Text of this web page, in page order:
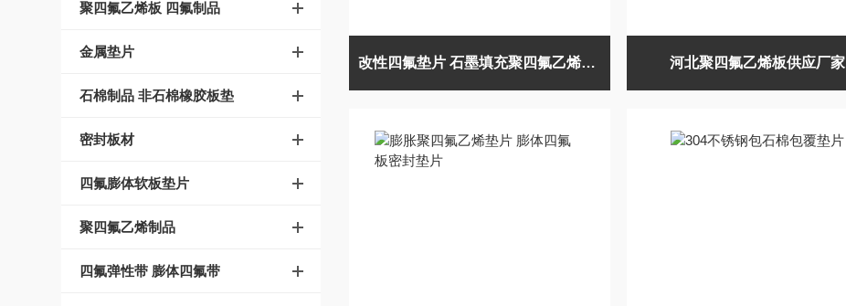
聚四氟乙烯板 四氟制品
金属垫片
石棉制品 非石棉橡胶板垫
密封板材
四氟膨体软板垫片
聚四氟乙烯制品
四氟弹性带 膨体四氟带
改性四氟垫片 石墨填充聚四氟乙烯垫片 河北聚四氟乙烯板供应厂家